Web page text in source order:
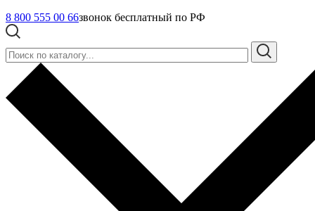
8 800 555 00 66звонок бесплатный по РФ